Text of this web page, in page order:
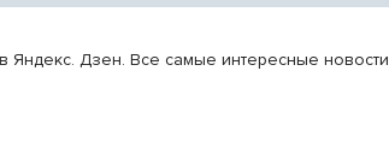
Яндекс. Дзен. Все самые интересные новости